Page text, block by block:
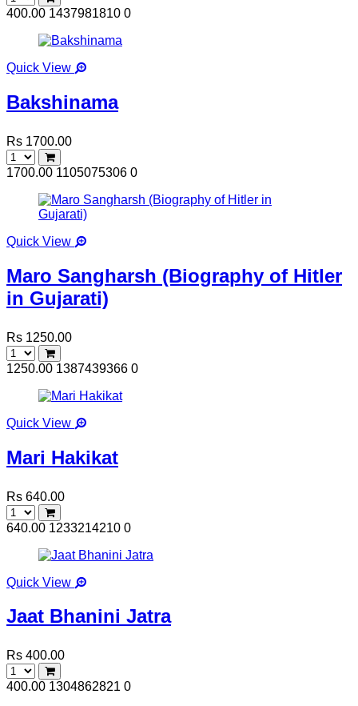
400.00 1437981810 0
Quick View
Bakshinama
Rs 1700.00
1700.00 1105075306 0
Quick View
Maro Sangharsh (Biography of Hitler
in Gujarati)
Rs 1250.00
1250.00 1387439366 0
Quick View
Mari Hakikat
Rs 640.00
640.00 1233214210 0
Quick View
Jaat Bhanini Jatra
Rs 400.00
400.00 1304862821 0